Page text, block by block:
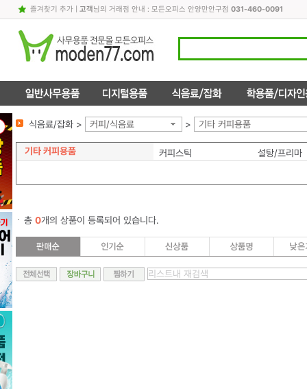
즐겨찾기 추가| 고객님의 거래점 안내 : 모든오피스 안양만안구점 031-460-0091
식음료/잡화 > 커피/식음료 > 기타 커피용품
기타 커피용품 커피스틱 설탕/프리마
총 0개의 상품이 등록되어 있습니다.